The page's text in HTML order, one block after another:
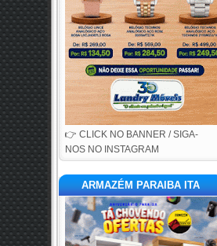
👉 CLICK NO BANNER / SIGA-
NOS NO INSTAGRAM
ARMAZÉM PARAIBA ITA